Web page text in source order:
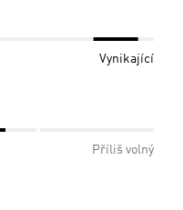
Vynikající
Příliš volný